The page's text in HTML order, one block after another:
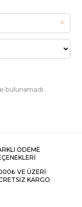
⌕
bulunamadı.
ÖDEME
VE ÜZERİ
KARGO